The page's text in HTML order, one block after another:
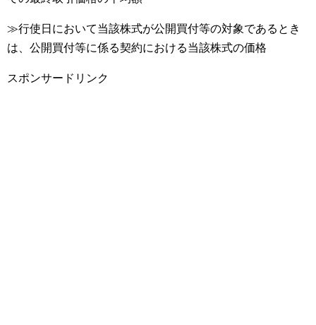
≫行使日において当該株式が公開買付等の対象であるとき
は、公開買付等に係る契約における当該株式の価格
スポンサードリンク